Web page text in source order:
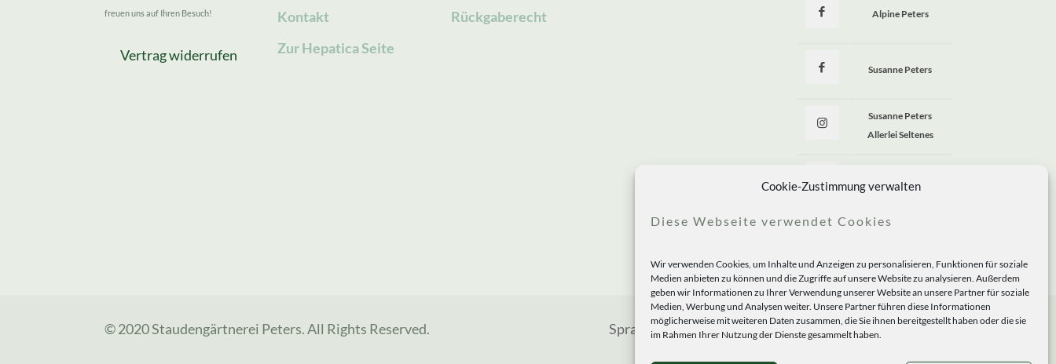
Cookie-Zustimmung verwalten
Diese Webseite verwendet Cookies
Wir verwenden Cookies, um Inhalte und Anzeigen zu personalisieren, Funktionen für soziale
Medien anbieten zu können und die Zugriffe auf unsere Website zu analysieren. Außerdem
geben wir Informationen zu Ihrer Verwendung unserer Website an unsere Partner für soziale
Medien, Werbung und Analysen weiter. Unsere Partner führen diese Informationen
möglicherweise mit weiteren Daten zusammen, die Sie ihnen bereitgestellt haben oder die sie
im Rahmen Ihrer Nutzung der Dienste gesammelt haben.
freuen uns auf Ihren Besuch!
Vertrag widerrufen
Kontakt
Zur Hepatica Seite
Rückgaberecht
Alpine Peters
Susanne Peters
Susanne Peters
Allerlei Seltenes
Allerlei Seltenes
© 2020 Staudengärtnerei Peters. All Rights Reserved. Sprachen